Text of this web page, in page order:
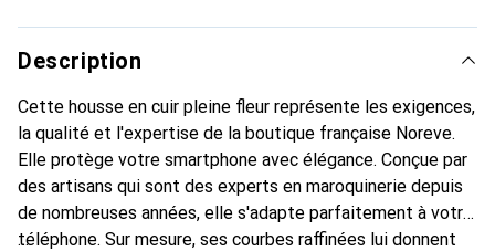
Description
Cette housse en cuir pleine fleur représente les exigences,
la qualité et l'expertise de la boutique française Noreve.
Elle protège votre smartphone avec élégance. Conçue par
des artisans qui sont des experts en maroquinerie depuis
de nombreuses années, elle s'adapte parfaitement à votre
téléphone. Sur mesure, ses courbes raffinées lui donnent